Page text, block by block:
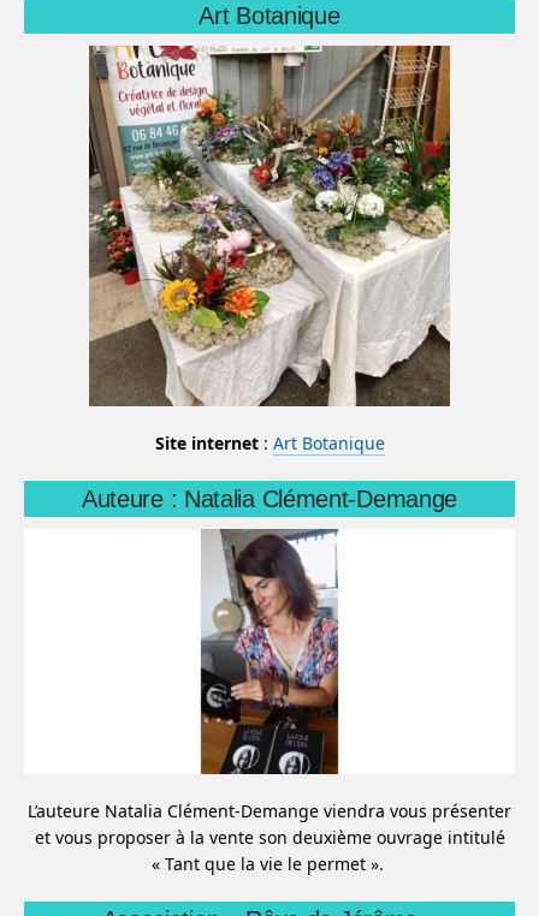
Art Botanique
Site internet: Art Botanique
Auteure : Natalia Clément-Demange
L’auteure Natalia Clément-Demange viendra vous présenter
et vous proposer à la vente son deuxième ouvrage intitulé
« Tant que la vie le permet ».